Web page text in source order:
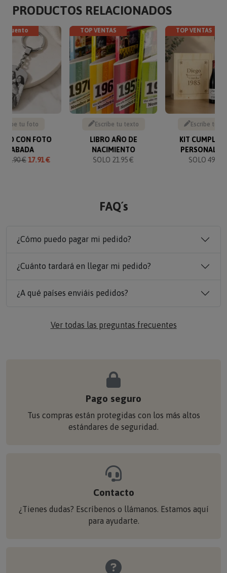
PRODUCTOS RELACIONADOS
Sube tu foto
CON FOTO
GRABADA
19.90 €17.91 €
TOP VENTAS
Escribe tu texto
LIBRO AÑO DE
NACIMIENTO
SOLO 21.95 €
TOP VENTAS
Escribe tu
KIT
SOLO 49.90
FAQ´s
¿Cómo puedo pagar mi pedido?
¿Cuánto tardará en llegar mi pedido?
¿A qué países enviáis pedidos?
Ver todas las preguntas frecuentes
Pago seguro
Tus compras están protegidas con los más altos
estándares de seguridad.
Contacto
¿Tienes dudas? Escríbenos o llámanos. Estamos aquí
para ayudarte.